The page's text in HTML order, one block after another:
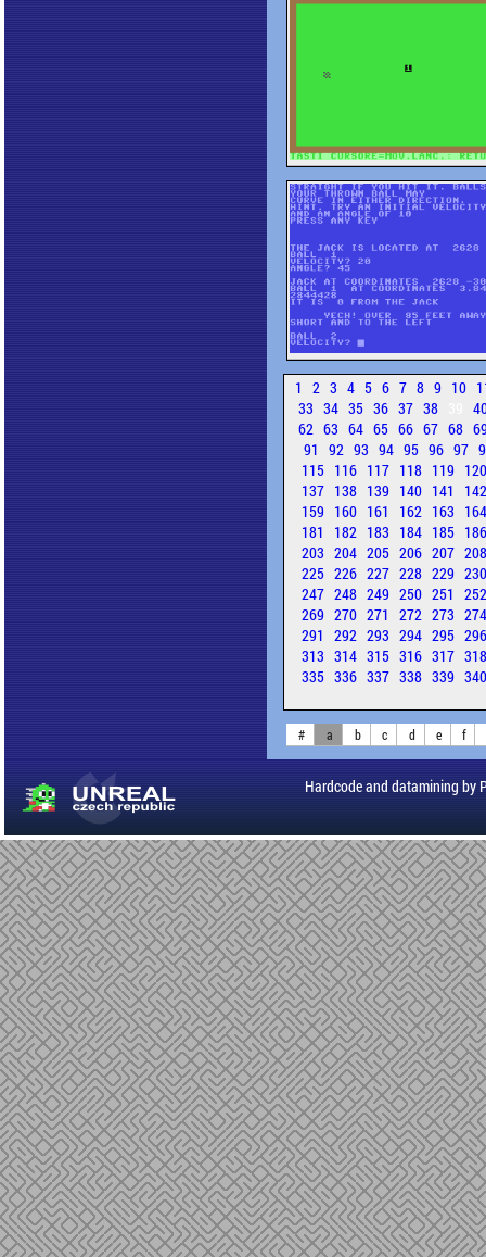
1 2 3 4 5 6 7 8 9 10
33 34 35 36 37 38
62 63 64 65 66 67 68
91 92 93 94 95 96 97
115 116 117 118 119
137 138 139 140 141
159 160 161 162 163
181
182 183 184 185
203 204 205 206 207
225 226 227 228 229
247 248 249 250 251
269 270 271 272 273
291 292 293 294 295
313 314 315 316 317
335 336 337 338 339
# a b c d e f
Hardcode and datamining by